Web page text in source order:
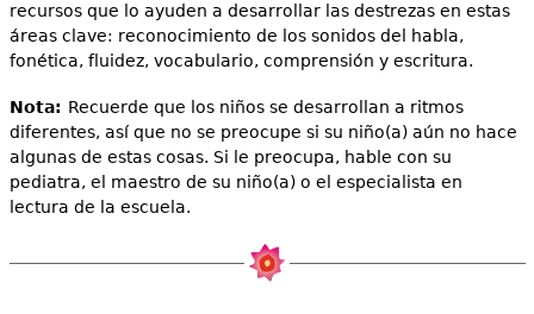
recursos que lo ayuden a desarrollar las destrezas en estas
áreas clave: reconocimiento de los sonidos del habla,
fonética, fluidez, vocabulario, comprensión y escritura.
Nota: Recuerde que los niños se desarrollan a ritmos
diferentes, así que no se preocupe si su niño(a) aún no hace
algunas de estas cosas. Si le preocupa, hable con su
pediatra, el maestro de su niño(a) o el especialista en
lectura de la escuela.